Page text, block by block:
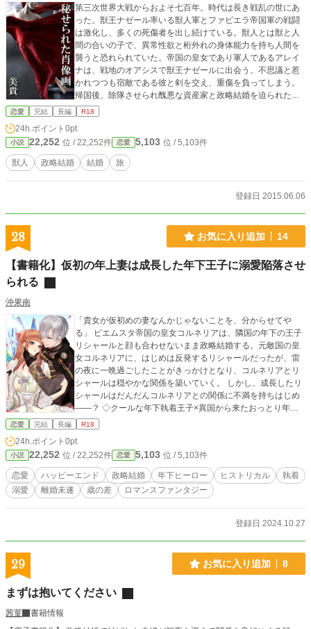
第三次世界大戦からおよそ七百年。時代は長き戦乱の世にあ
った。獣王ナゼール率いる獣人軍とファビエラ帝国軍の戦闘
は激化し、多くの死傷者を出し続けている。獣人とは獣と人
間の合いの子で、異常性欲と桁外れの身体能力を持ち人間を
襲うと恐れられていた。帝国の皇女であり軍人であるアレイ
ナは、戦地のオアシスで獣王ナゼールに出会う。不思議と惹
かれつつも宿敵である彼と剣を交え、重傷を負ってしまう。
帰国後、除隊させられ醜悪な資産家と政略結婚を迫られたア
レイナは単独ナゼール討伐の旅に出る。西の遺跡で再び獣王
なってしまう。
恋愛 完結 長編 R18
24h.ポイント 0pt
小説 22,252 位 / 22,252件 恋愛 5,103 位 / 5,103件
獣人 政略結婚 結婚 旅
登録日 2015.06.06
28 お気に入り追加 14
【書籍化】仮初の年上妻は成長した年下王子に溺愛陥落させ
られる
沖果南
「貴女が仮初めの妻なんかじゃないことを、分からせてや
る」 ピエムスタ帝国の皇女コルネリアは、隣国の年下の王子
リシャールと顔も合わせないまま政略結婚する。元敵国の皇
女コルネリアに、はじめは反発するリシャールだったが、雷
の夜に一晩過ごしたことがきっかけとなり、コルネリアとリ
シャールは穏やかな関係を築いていく。 しかし、成長したリ
シャールはだんだんコルネリアとの関係に不満を持ちはじめ
――？ ◇クールな年下執着王子×異国から来たおっとり年上
妻◇
恋愛 完結 長編 R18
24h.ポイント 0pt
小説 22,252 位 / 22,252件 恋愛 5,103 位 / 5,103件
恋愛 ハッピーエンド 政略結婚 年下ヒーロー ヒストリカル
執着
溺愛
離婚未遂 歳の差 ロマンスファンタジー
登録日 2024.10.27
29 お気に入り追加 8
まずは抱いてください
茜菫
書籍情報